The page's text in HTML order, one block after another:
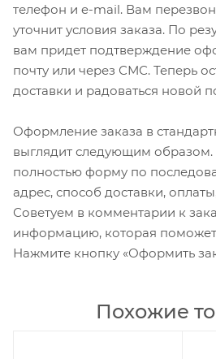
телефон и e-mail. Вам
уточнит условия заказа. По
вам придет подтверждение
почту или через СМС. Теперь
доставки и радоваться новой
Оформление заказа в
выглядит следующим образом.
полностью форму по
адрес, способ доставки,
Советуем в комментарии к
информацию, которая поможет
Нажмите кнопку «Оформить
Похожие